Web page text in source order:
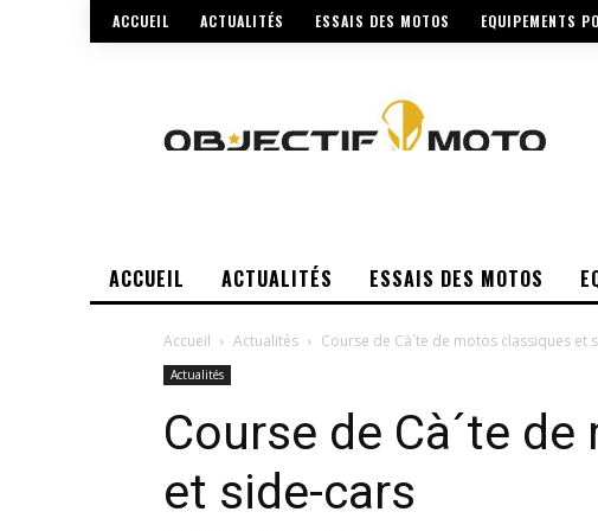
ACCUEIL ACTUALITÉS ESSAIS DES MOTOS EQUIPEMENTS
ACCUEIL ACTUALITÉS ESSAIS DES MOTOS
Accueil Actualités Course de Cà´te de motos classiques et
Actualités
Course de Cà´te
et side-cars